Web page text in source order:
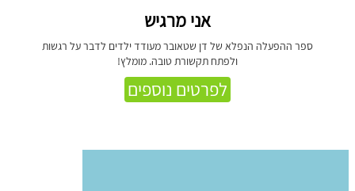
אני מרגיש
ספר ההפעלה הנפלא של דן שטאובר מעודד ילדים לדבר על רגשות
ולפתח תקשורת טובה. מומלץ!
לפרטים נוספים